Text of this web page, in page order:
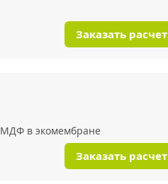
Заказать расчет
МДФ в экомембране
Заказать расчет